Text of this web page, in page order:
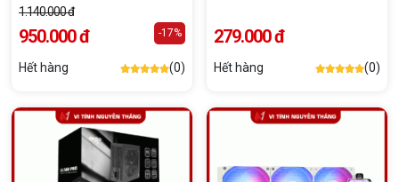
1.140.000 đ
950.000 đ -17%
Hết hàng (0)
279.000 đ
Hết hàng (0)